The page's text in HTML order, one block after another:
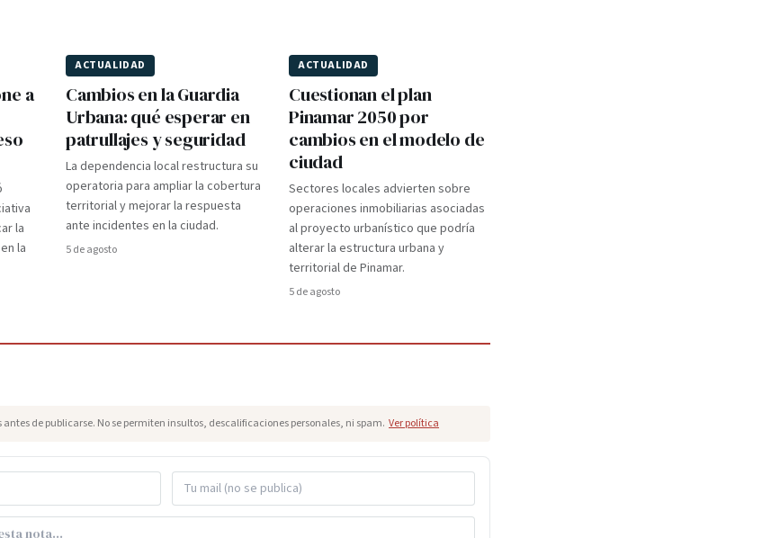
a
la
la
ACTUALIDAD
Cambios en la Guardia
Urbana: qué esperar en
patrullajes y seguridad
La dependencia local restructura su
operatoria para ampliar la cobertura
territorial y mejorar la respuesta
ante incidentes en la ciudad.
5 de agosto
ACTUALIDAD
Cuestionan el plan
Pinamar 2050 por
cambios en el modelo de
ciudad
Sectores locales advierten sobre
operaciones inmobiliarias asociadas
al proyecto urbanístico que podría
alterar la estructura urbana y
territorial de Pinamar.
5 de agosto
de publicarse. No se permiten insultos, descalificaciones personales, ni spam. Ver política